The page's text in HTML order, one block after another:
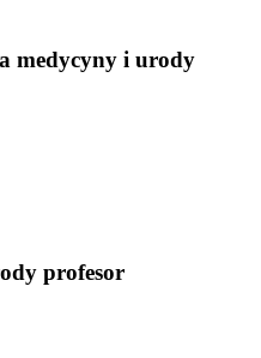
medycyny i urody
profesor